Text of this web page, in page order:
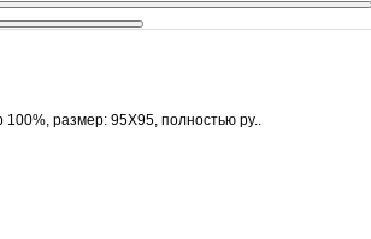
100%, размер: 95Х95, полностью ру..